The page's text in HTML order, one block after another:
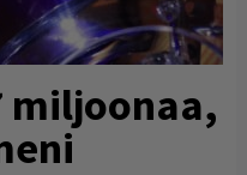
miljoonaa,